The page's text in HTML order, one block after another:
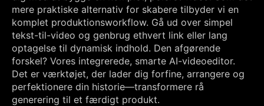
mere praktiske alternativ for skabere tilbyder vi en
komplet produktionsworkflow. Gå ud over simpel
tekst-til-video og genbrug ethvert link eller lang
optagelse til dynamisk indhold. Den afgørende
forskel? Vores integrerede, smarte AI-videoeditor.
Det er værktøjet, der lader dig forfine, arrangere og
perfektionere din historie—transformere rå
generering til et færdigt produkt.